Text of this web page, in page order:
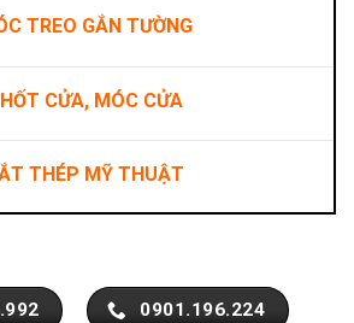
TREO GẮN TƯỜNG
CỬA, MÓC CỬA
THÉP MỸ THUẬT
0901.196.224